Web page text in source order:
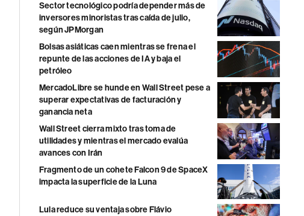
Sector tecnológico podría depender más de
inversores minoristas tras caída de julio,
según JPMorgan
Bolsas asiáticas caen mientras se frena el
repunte de las acciones de IA y baja el
petróleo
MercadoLibre se hunde en Wall Street pese a
superar expectativas de facturación y
ganancia neta
Wall Street cierra mixto tras toma de
utilidades y mientras el mercado evalúa
avances con Irán
Fragmento de un cohete Falcon 9 de SpaceX
impacta la superficie de la Luna
Lula reduce su ventaja sobre Flávio